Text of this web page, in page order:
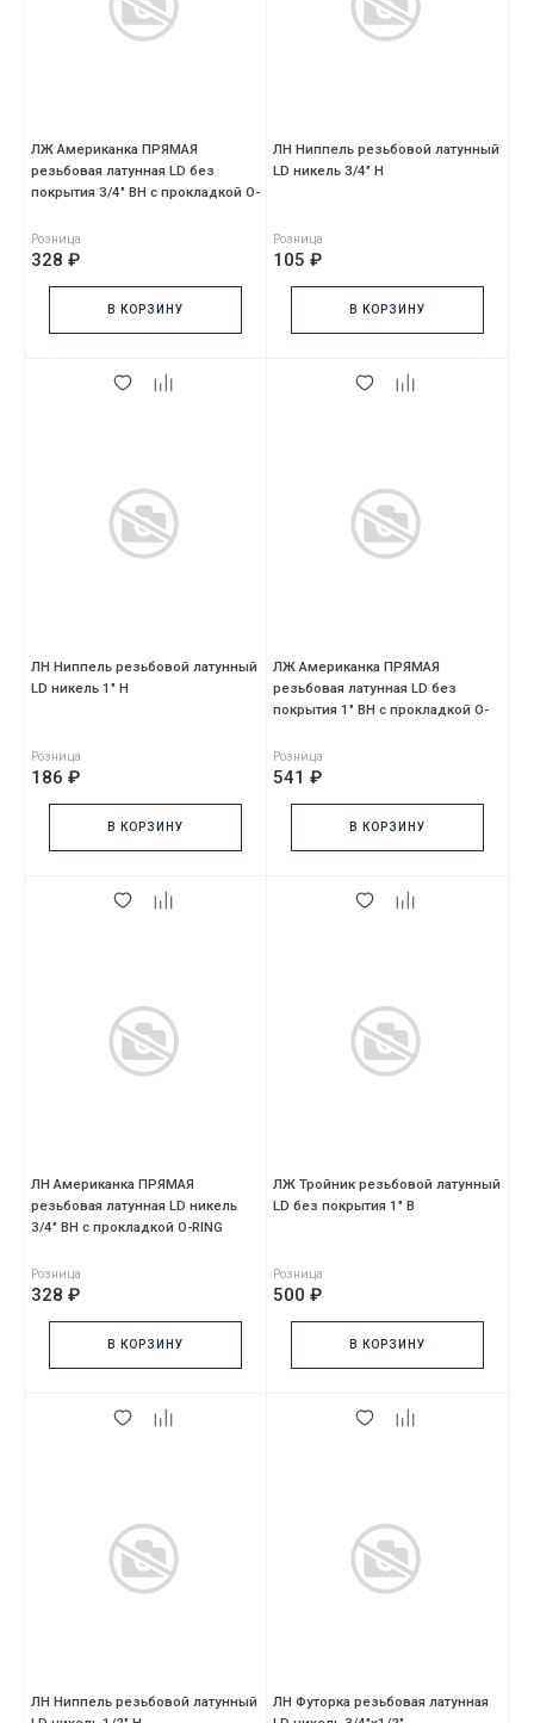
ЛЖ Американка ПРЯМАЯ
резьбовая латунная LD без
покрытия 3/4" ВН с прокладкой O-
Розница
328 ₽
В КОРЗИНУ
ЛН Ниппель резьбовой латунный
LD никель 3/4" Н
Розница
105 ₽
В КОРЗИНУ
ЛН Ниппель резьбовой латунный
LD никель 1" Н
Розница
186 ₽
В КОРЗИНУ
ЛЖ Американка ПРЯМАЯ
резьбовая латунная LD без
покрытия 1" ВН с прокладкой O-
Розница
541 ₽
В КОРЗИНУ
ЛН Американка ПРЯМАЯ
резьбовая латунная LD никель
3/4" ВН с прокладкой O-RING
Розница
328 ₽
В КОРЗИНУ
ЛЖ Тройник резьбовой латунный
LD без покрытия 1" В
Розница
500 ₽
В КОРЗИНУ
ЛН Ниппель резьбовой латунный
ЛН Футорка резьбовая латунная